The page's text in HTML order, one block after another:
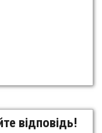
відповідь!